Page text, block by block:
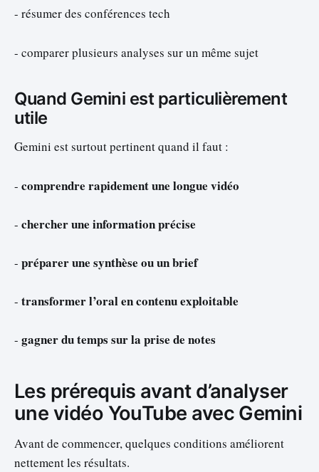
- résumer des conférences tech
- comparer plusieurs analyses sur un même sujet
Quand Gemini est particulièrement
utile
Gemini est surtout pertinent quand il faut :
- comprendre rapidement une longue vidéo
- chercher une information précise
- préparer une synthèse ou un brief
- transformer l’oral en contenu exploitable
- gagner du temps sur la prise de notes
Les prérequis avant d’analyser
une vidéo YouTube avec Gemini
Avant de commencer, quelques conditions améliorent
nettement les résultats.